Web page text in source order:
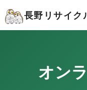
長野リサイク
オン